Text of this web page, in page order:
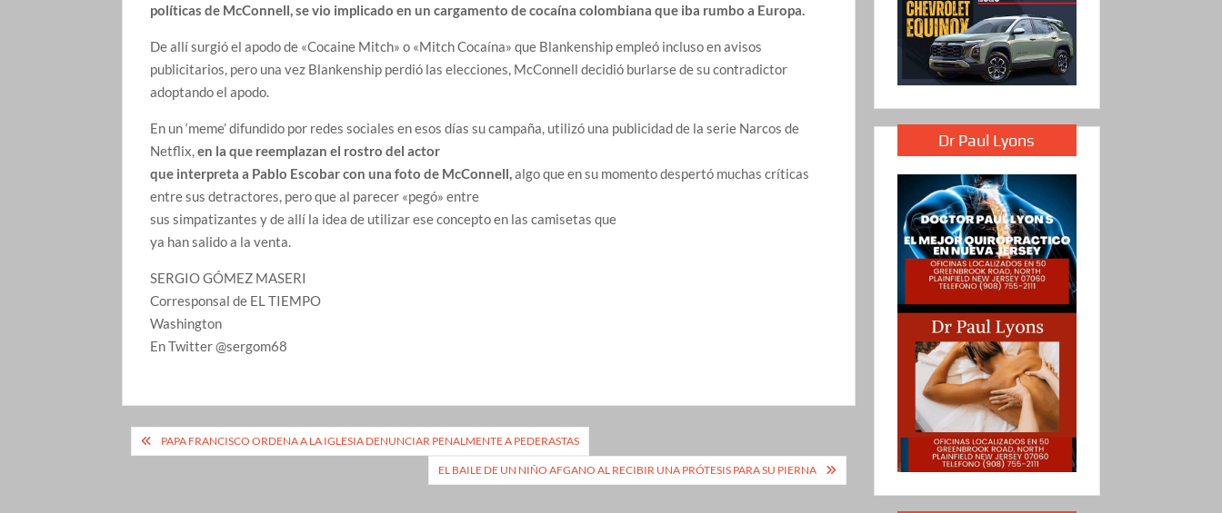
políticas de McConnell, se vio implicado en un cargamento de cocaína colombiana que iba rumbo a Europa.
De allí surgió el apodo de «Cocaine Mitch» o «Mitch Cocaína» que Blankenship empleó incluso en avisos
publicitarios, pero una vez Blankenship perdió las elecciones, McConnell decidió burlarse de su contradictor
adoptando el apodo.
En un ‘meme’ difundido por redes sociales en esos días su campaña, utilizó una publicidad de la serie Narcos de
Netflix,en la que reemplazan el rostro del actor
que interpreta a Pablo Escobar con una foto de McConnell,algo que en su momento despertó muchas críticas
entre sus detractores, pero que al parecer «pegó» entre
sus simpatizantes y de allí la idea de utilizar ese concepto en las camisetas que
ya han salido a la venta.
SERGIO GÓMEZ MASERI
Corresponsal de EL TIEMPO
Washington
En Twitter @sergom68
Navegación
PAPA FRANCISCO ORDENA A LA IGLESIA DENUNCIAR PENALMENTE A PEDERASTAS
EL BAILE DE UN NIÑO AFGANO AL RECIBIR UNA PRÓTESIS PARA SU PIERNA
Dr Paul Lyons